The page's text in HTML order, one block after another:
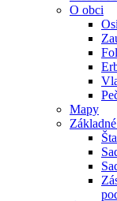
O obci
Mapy